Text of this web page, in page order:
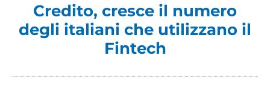
Credito, cresce il numero
degli italiani che utilizzano il
Fintech